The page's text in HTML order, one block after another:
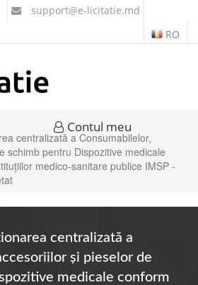
support@e-licitatie.md
RO
Contul meu
centralizată a Consumabilelor,
schimb pentru Dispozitive medicale
medico-sanitare publice IMSP -
centralizată a
și pieselor de
medicale conform